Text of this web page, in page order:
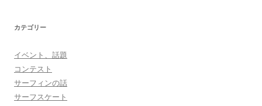
カテゴリー
イベント、話題
コンテスト
サーフィンの話
サーフスケート